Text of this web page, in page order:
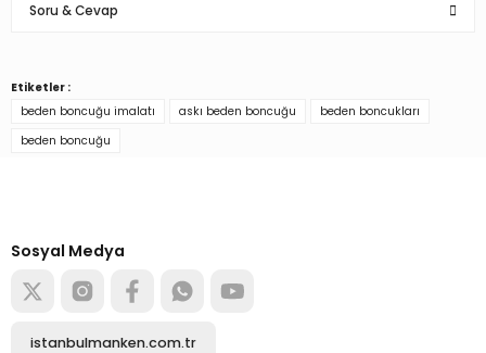
Soru & Cevap
Etiketler :
beden boncuğu imalatı
askı beden boncuğu
beden boncukları
beden boncuğu
Sosyal Medya
istanbulmanken.com.tr